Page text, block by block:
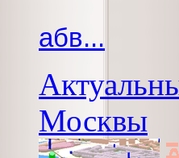
абв...
Москвы